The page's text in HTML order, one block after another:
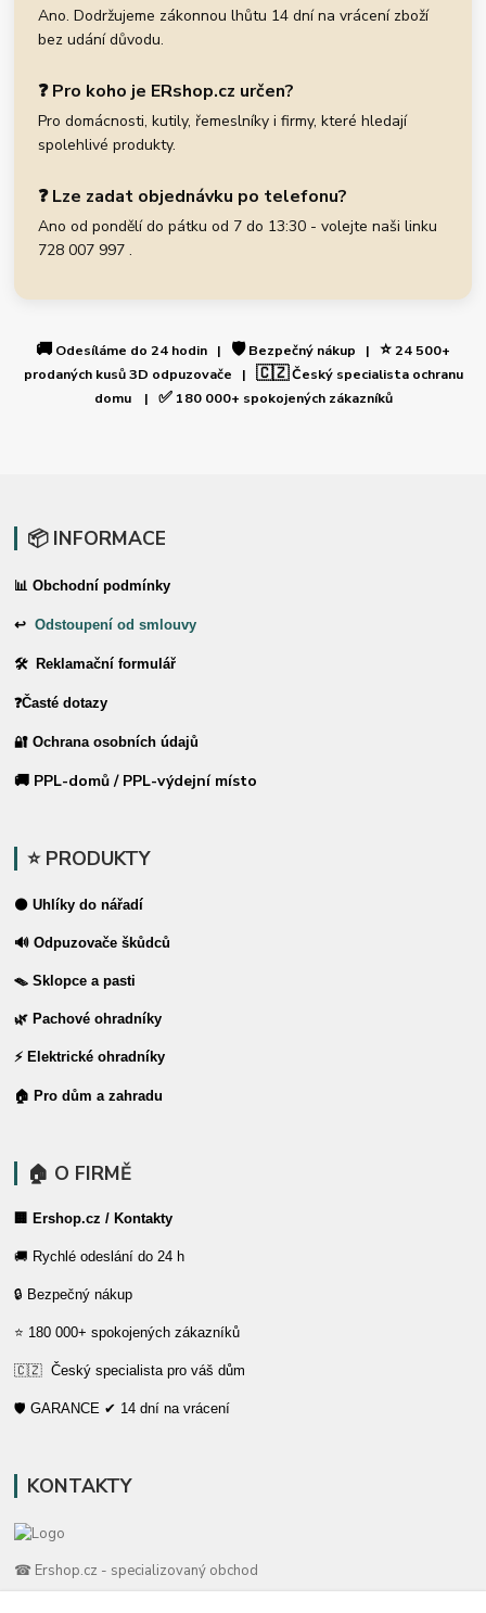
Ano. Dodržujeme zákonnou lhůtu 14 dní na vrácení zboží
bez udání důvodu.
❓ Pro koho je ERshop.cz určen?
Pro domácnosti, kutily, řemeslníky i firmy, které hledají
spolehlivé produkty.
❓ Lze zadat objednávku po telefonu?
Ano od pondělí do pátku od 7 do 13:30 - volejte naši linku
728 007 997 .
🚚 Odesíláme do 24 hodin | 🛡️Bezpečný nákup | ⭐24 500+
prodaných kusů 3D odpuzovače | 🇨🇿Český specialista ochranu
domu | ✅180 000+ spokojených zákazníků
📦 INFORMACE
📊 Obchodní podmínky
↩Odstoupení od smlouvy
🛠 Reklamační formulář
❓Časté dotazy
🔐 Ochrana osobních údajů
🚚 PPL-domů / PPL-výdejní místo
⭐ PRODUKTY
⚫ Uhlíky do nářadí
🔊 Odpuzovače škůdců
🪤 Sklopce a pasti
🌿 Pachové ohradníky
⚡ Elektrické ohradníky
🏠 Pro dům a zahradu
🏠 O FIRMĚ
🏢 Ershop.cz / Kontakty
🚚 Rychlé odeslání do 24 h
🔒 Bezpečný nákup
⭐ 180 000+ spokojených zákazníků
🇨🇿 Český specialista pro váš dům
🛡️ GARANCE ✔ 14 dní na vrácení
KONTAKTY
☎ Ershop.cz - specializovaný obchod